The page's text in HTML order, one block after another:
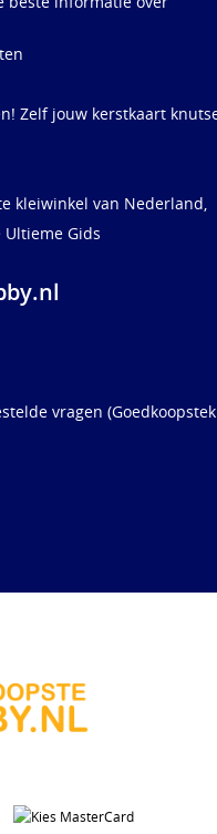
Zelf jouw kerstkaart
kleiwinkel van Nederland,
Ultieme Gids
vragen